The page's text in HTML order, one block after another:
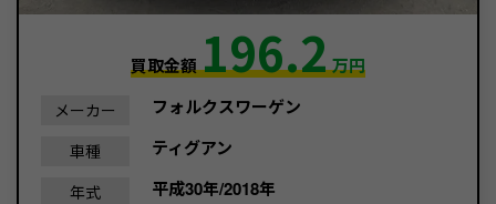
買取金額196.2万円
メーカー フォルクスワーゲン
車種 ティグアン
年式 平成30年/2018年